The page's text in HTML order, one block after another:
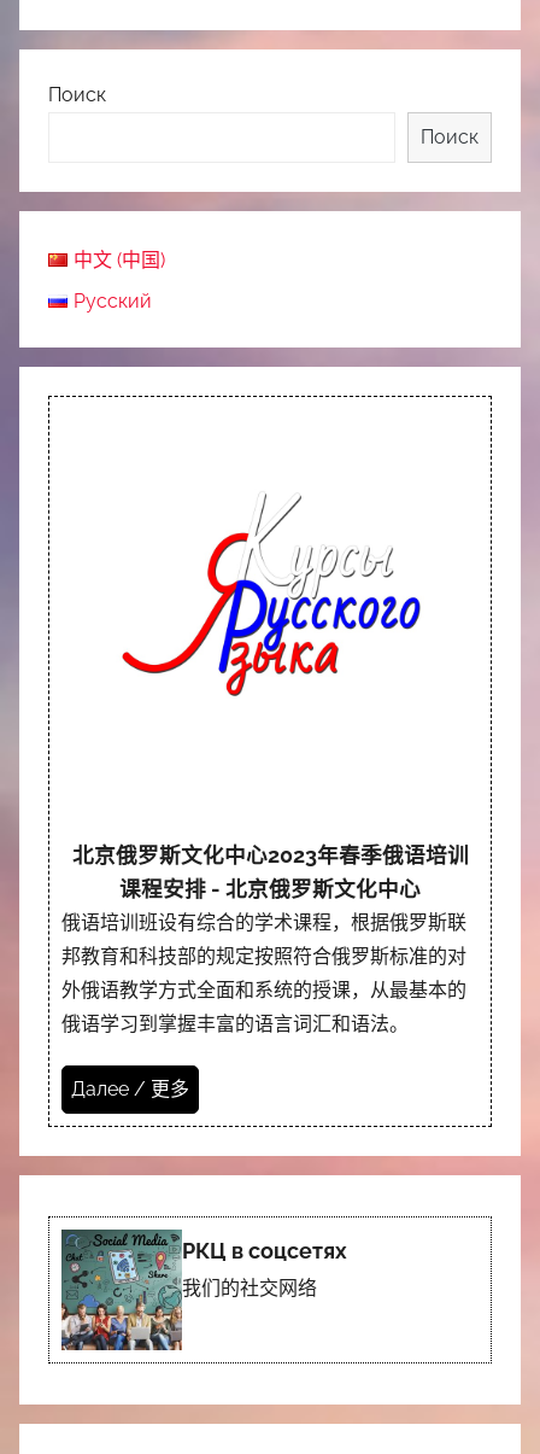
Поиск
Поиск
中文 (中国)
Русский
北京俄罗斯文化中心2023年春季俄语培训
课程安排 - 北京俄罗斯文化中心
俄语培训班设有综合的学术课程，根据俄罗斯联
邦教育和科技部的规定按照符合俄罗斯标准的对
外俄语教学方式全面和系统的授课，从最基本的
俄语学习到掌握丰富的语言词汇和语法。
Далее / 更多
РКЦ в соцсетях
我们的社交网络